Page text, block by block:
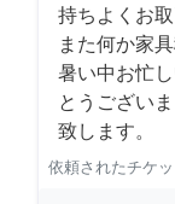
持ちよくお
また何か家
暑い中お忙
とうござい
致します。
依頼されたチケッ